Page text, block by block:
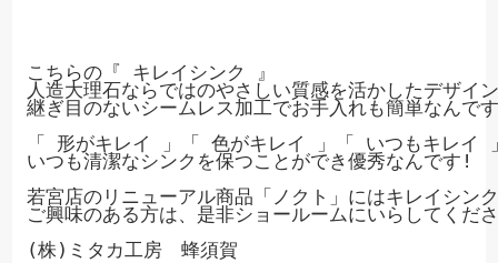
こちらの『 キレイシンク 』
人造大理石ならではのやさしい質感を活かしたデザイ
継ぎ目のないシームレス加工でお手入れも簡単なん
「 形がキレイ 」「 色がキレイ 」「 いつもキレイ
いつも清潔なシンクを保つことができ優秀なんです!
若宮店のリニューアル商品「ノクト」にはキレイシン
ご興味のある方は、是非ショールームにいらしてく
(株)ミタカ工房　蜂須賀